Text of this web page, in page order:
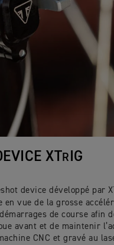
XTR IG
device développé par XT
en vue de la grosse
de course afin
avant et de maintenir
CNC et gravé au